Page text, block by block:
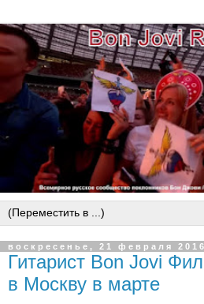
воскресенье, 21 февраля 2016
Гитарист Bon Jovi
в Москву в марте